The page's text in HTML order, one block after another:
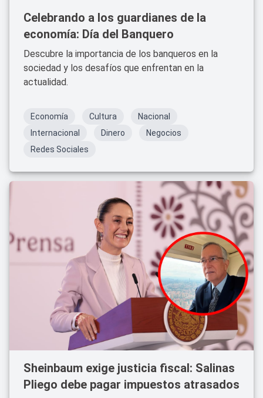
Celebrando a los guardianes de la
economía: Día del Banquero
Descubre la importancia de los banqueros en la
sociedad y los desafíos que enfrentan en la
actualidad.
Economía Cultura
Nacional
Internacional
Dinero
Negocios
Redes Sociales
Sheinbaum exige justicia fiscal: Salinas
Pliego debe pagar impuestos atrasados